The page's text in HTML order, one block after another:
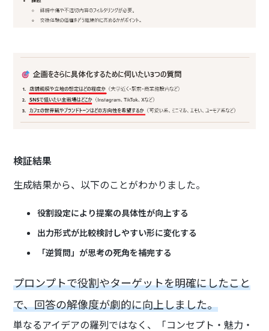
検証結果
生成結果から、以下のことがわかりました。
役割設定により提案の具体性が向上する
出力形式が比較検討しやすい形に変化する
「逆質問」が思考の死角を補完する
プロンプトで役割やターゲットを明確にしたこと
で、回答の解像度が劇的に向上しました。
単なるアイデアの羅列ではなく、「コンセプト・魅力・